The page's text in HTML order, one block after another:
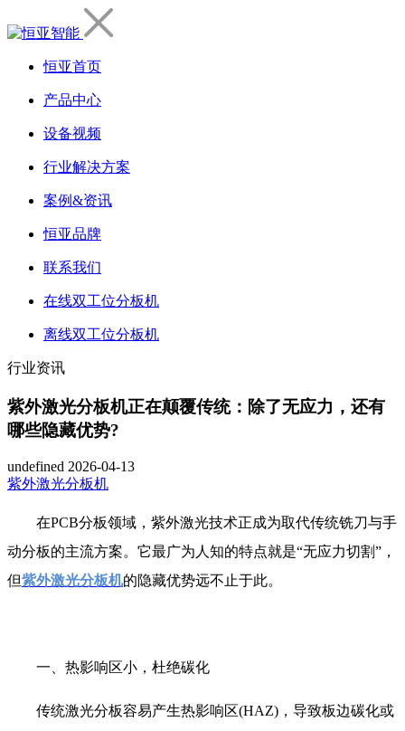
恒亚首页
产品中心
设备视频
行业解决方案
案例&资讯
恒亚品牌
联系我们
在线双工位分板机
离线双工位分板机
行业资讯
紫外激光分板机正在颠覆传统：除了无应力，还有
哪些隐藏优势?
undefined 2026-04-13
紫外激光分板机
在PCB分板领域，紫外激光技术正成为取代传统铣刀与手
动分板的主流方案。它最广为人知的特点就是“无应力切割”，
但紫外激光分板机的隐藏优势远不止于此。
一、热影响区小，杜绝碳化
传统激光分板容易产生热影响区(HAZ)，导致板边碳化或